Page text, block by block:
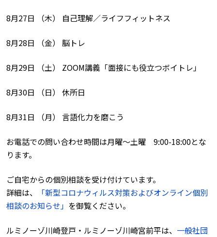
8月27日 （木） 自己理解／ライフフィットネス
8月28日 （金） 脳トレ
8月29日 （土） ZOOM講義「面接にも役立つボイトレ」
8月30日 （日） 休所日
8月31日 （月） 言語化力を磨こう
お電話での問い合わせ時間は月曜〜土曜 9:00-18:00とな
ります。
ご自宅からの個別相談を受け付けています。
詳細は、
「新型コロナウィルス対策およびオンライン個別
相談のお知らせ」 を御覧ください。
ルミノーゾ川崎登戸・ルミノーゾ川崎宮前平は、 一般社団